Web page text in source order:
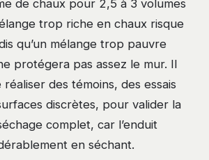
de chaux pour 2,5 à 3 volumes
trop riche en chaux risque
qu’un mélange trop pauvre
protégera pas assez le mur. Il
des témoins, des essais
discrètes, pour valider la
complet, car l’enduit
en séchant.